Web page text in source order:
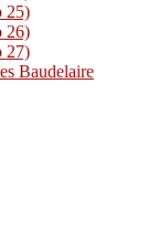
25)
26)
27)
Baudelaire